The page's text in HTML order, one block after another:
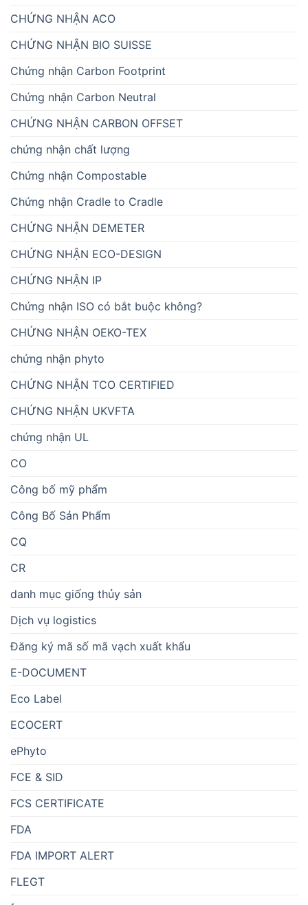
CHỨNG NHẬN ACO
CHỨNG NHẬN BIO SUISSE
Chứng nhận Carbon Footprint
Chứng nhận Carbon Neutral
CHỨNG NHẬN CARBON OFFSET
chứng nhận chất lượng
Chứng nhận Compostable
Chứng nhận Cradle to Cradle
CHỨNG NHẬN DEMETER
CHỨNG NHẬN ECO-DESIGN
CHỨNG NHẬN IP
Chứng nhận ISO có bắt buộc không?
CHỨNG NHẬN OEKO-TEX
chứng nhận phyto
CHỨNG NHẬN TCO CERTIFIED
CHỨNG NHẬN UKVFTA
chứng nhận UL
CO
Công bố mỹ phẩm
Công Bố Sản Phẩm
CQ
CR
danh mục giống thủy sản
Dịch vụ logistics
Đăng ký mã số mã vạch xuất khẩu
E-DOCUMENT
Eco Label
ECOCERT
ePhyto
FCE & SID
FCS CERTIFICATE
FDA
FDA IMPORT ALERT
FLEGT